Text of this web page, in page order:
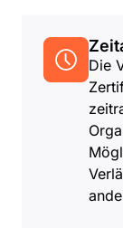
Die